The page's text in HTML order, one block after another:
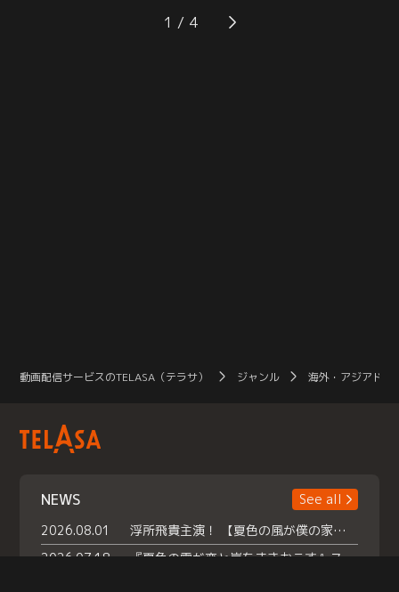
が裏で手を回し、ウンボはさまざま
立てたキム・ソンイは、ウンボの頬
をビンタする。
1
動画配信サービスのTELASA（テラサ） ジャンル 海外・アジアドラ
NEWS
See all
2026.08.01
浮所飛貴主演！ 【夏色の風が僕の家にやってきた】 本日よりテラサで独占配信スタート！
2026.07.18
『夏色の雲が恋と嵐をまきおこす』スペシャルメイキング 【Part1】2026年７月18日（土）23時30分～配信スタート！話題のシーンの裏側を大公開！豪華キャスト大集合！ 『武宮家 真夏の家族会議』開催！